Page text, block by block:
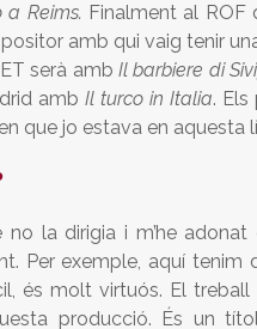
a Reims. Finalment al ROF
amb qui vaig tenir
serà amb Il barbiere di
amb Il turco in Italia.
que jo estava en aquesta
la dirigia i m’he
Per exemple, aquí
és molt virtuós. El
producció. És un